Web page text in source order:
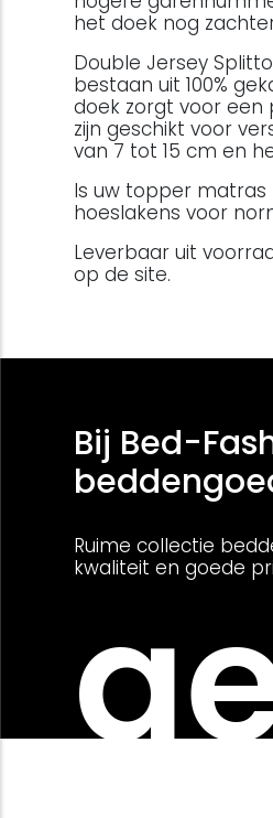
het doek nog
Double Jersey
bestaan uit 100%
doek zorgt voor een
zijn geschikt voor
van 7 tot 15 cm en
Is uw topper matras
hoeslakens voor
Leverbaar uit
op de site.
Bij Bed-
Ruime collectie
kwaliteit en goede